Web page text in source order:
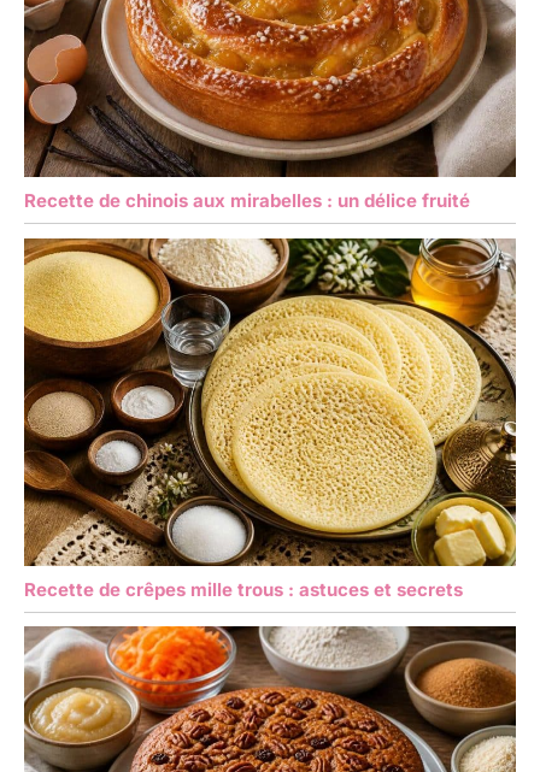
Recette de chinois aux mirabelles : un délice fruité
Recette de crêpes mille trous : astuces et secrets